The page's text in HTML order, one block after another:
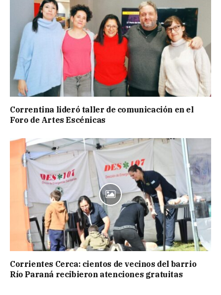
Correntina lideró taller de comunicación en el
Foro de Artes Escénicas
Corrientes Cerca: cientos de vecinos del barrio
Río Paraná recibieron atenciones gratuitas